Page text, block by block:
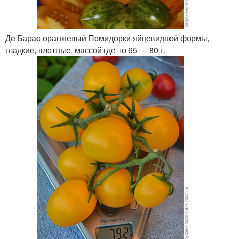
Де Барао оранжевый Помидорки яйцевидной формы,
гладкие, плотные, массой где-то 65 — 80 г.